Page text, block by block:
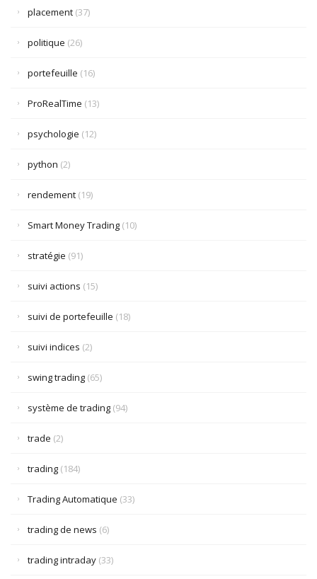
placement (37)
politique (26)
portefeuille (16)
ProRealTime (13)
psychologie (12)
python (2)
rendement (19)
Smart Money Trading (10)
stratégie (91)
suivi actions (15)
suivi de portefeuille (18)
suivi indices (2)
swing trading (65)
système de trading (94)
trade (2)
trading (184)
Trading Automatique (33)
trading de news (6)
trading intraday (33)